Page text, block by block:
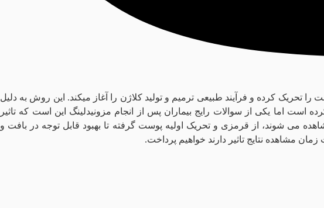
کرده و فرآیند طبیعی ترمیم و تولید کلاژن را آغاز میکند. این روش به دلیل
اما یکی از سوالات رایج بیماران پس از انجام مزونیدلینگ این است که تاثیر
می شوند، از قرمزی و تحریک اولیه پوست گرفته تا بهبود قابل توجه در بافت و
مشاهده نتایج تاثیر دارند خواهیم پرداخت.